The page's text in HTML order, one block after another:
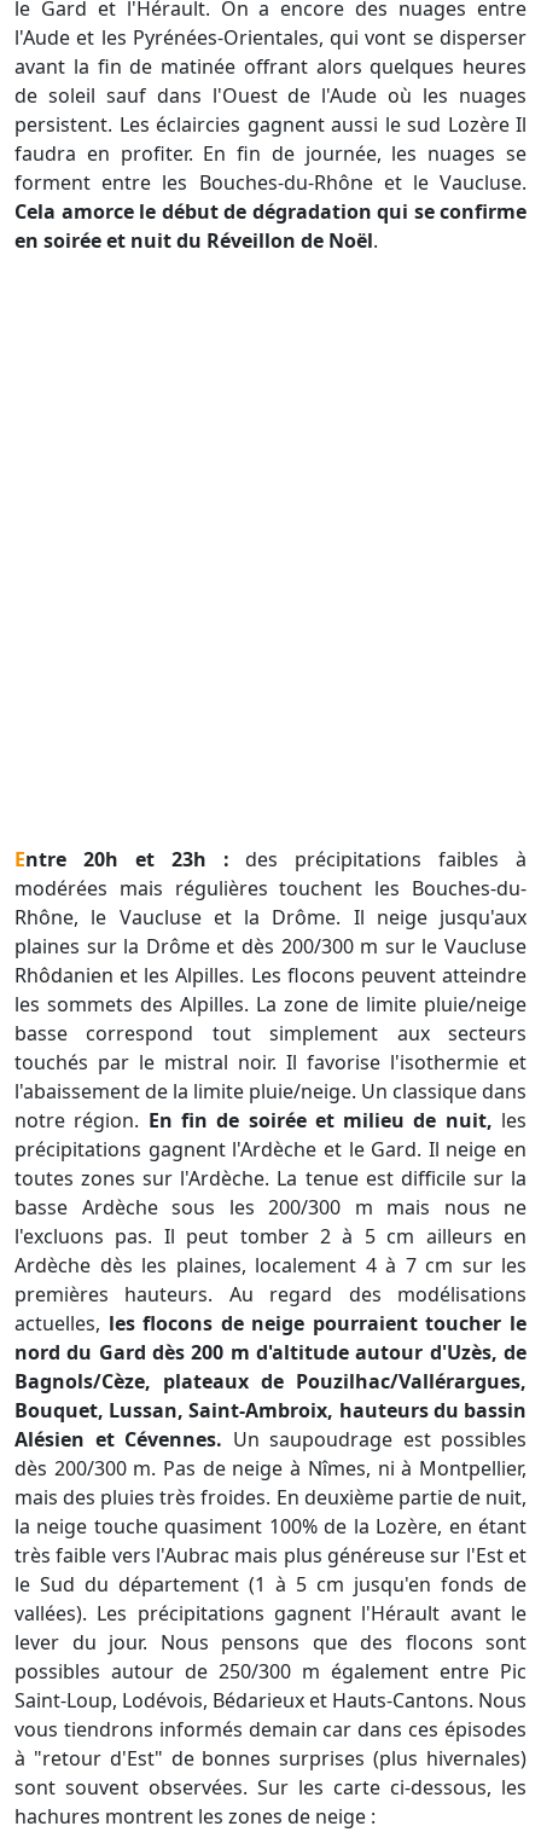
le Gard et l'Hérault. On a encore des nuages entre
l'Aude et les Pyrénées-Orientales, qui vont se disperser
avant la fin de matinée offrant alors quelques heures
de soleil sauf dans l'Ouest de l'Aude où les nuages
persistent. Les éclaircies gagnent aussi le sud Lozère Il
faudra en profiter. En fin de journée, les nuages se
forment entre les Bouches-du-Rhône et le Vaucluse.
Cela amorce le début de dégradation qui se confirme
en soirée et nuit du Réveillon de Noël.
Entre 20h et 23h : des précipitations faibles à
modérées mais régulières touchent les Bouches-du-
Rhône, le Vaucluse et la Drôme. Il neige jusqu'aux
plaines sur la Drôme et dès 200/300 m sur le Vaucluse
Rhôdanien et les Alpilles. Les flocons peuvent atteindre
les sommets des Alpilles. La zone de limite pluie/neige
basse correspond tout simplement aux secteurs
touchés par le mistral noir. Il favorise l'isothermie et
l'abaissement de la limite pluie/neige. Un classique dans
notre région. En fin de soirée et milieu de nuit, les
précipitations gagnent l'Ardèche et le Gard. Il neige en
toutes zones sur l'Ardèche. La tenue est difficile sur la
basse Ardèche sous les 200/300 m mais nous ne
l'excluons pas. Il peut tomber 2 à 5 cm ailleurs en
Ardèche dès les plaines, localement 4 à 7 cm sur les
premières hauteurs. Au regard des modélisations
actuelles, les flocons de neige pourraient toucher le
nord du Gard dès 200 m d'altitude autour d'Uzès, de
Bagnols/Cèze, plateaux de Pouzilhac/Vallérargues,
Bouquet, Lussan, Saint-Ambroix, hauteurs du bassin
Alésien et Cévennes. Un saupoudrage est possibles
dès 200/300 m. Pas de neige à Nîmes, ni à Montpellier,
mais des pluies très froides. En deuxième partie de nuit,
la neige touche quasiment 100% de la Lozère, en étant
très faible vers l'Aubrac mais plus généreuse sur l'Est et
le Sud du département (1 à 5 cm jusqu'en fonds de
vallées). Les précipitations gagnent l'Hérault avant le
lever du jour. Nous pensons que des flocons sont
possibles autour de 250/300 m également entre Pic
Saint-Loup, Lodévois, Bédarieux et Hauts-Cantons. Nous
vous tiendrons informés demain car dans ces épisodes
à "retour d'Est" de bonnes surprises (plus hivernales)
sont souvent observées. Sur les carte ci-dessous, les
hachures montrent les zones de neige :